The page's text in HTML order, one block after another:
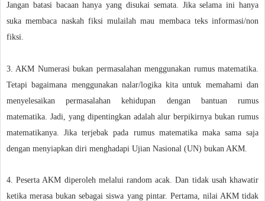
Jangan batasi bacaan hanya yang disukai semata. Jika selama ini hanya
suka membaca naskah fiksi mulailah mau membaca teks informasi/non
fiksi.
3. AKM Numerasi bukan permasalahan menggunakan rumus matematika.
Tetapi bagaimana menggunakan nalar/logika kita untuk memahami dan
menyelesaikan permasalahan kehidupan dengan bantuan rumus
matematika. Jadi, yang dipentingkan adalah alur berpikirnya bukan rumus
matematikanya. Jika terjebak pada rumus matematika maka sama saja
dengan menyiapkan diri menghadapi Ujian Nasional (UN) bukan AKM.
4. Peserta AKM diperoleh melalui random acak. Dan tidak usah khawatir
ketika merasa bukan sebagai siswa yang pintar. Pertama, nilai AKM tidak